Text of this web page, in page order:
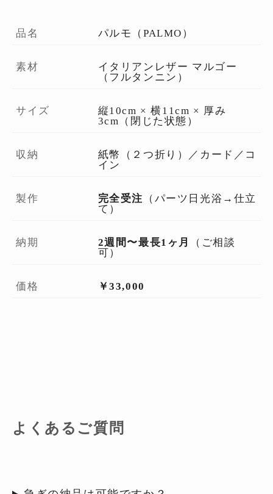
品名 パルモ（PALMO）
素材
イタリアンレザー マルゴー
（フルタンニン）
サイズ
縦10cm × 横11cm × 厚み
3cm（閉じた状態）
収納
紙幣（２つ折り）／カード／コ
イン
製作 完全受注
（パーツ日光浴→仕立
て）
納期 2週間〜最長1ヶ月
（ご相談
可）
価格 ￥33,000
よくあるご質問